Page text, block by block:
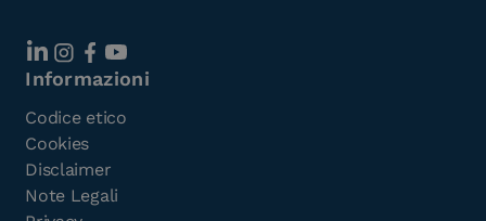
Informazioni
Codice etico
Cookies
Disclaimer
Note Legali